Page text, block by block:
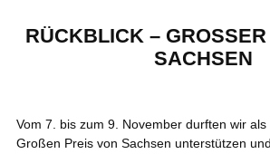
RÜCKBLICK – GROSSER
ACHSEN
Vom 7. bis zum 9. November durften wir
Großen Preis von Sachsen unterstützen